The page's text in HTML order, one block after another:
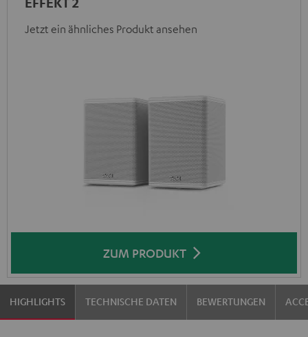
Jetzt ein ähnliches Produkt ansehen
ZUM PRODUKT
HIGHLIGHTS TECHNISCHE DATEN BEWERTUNGEN